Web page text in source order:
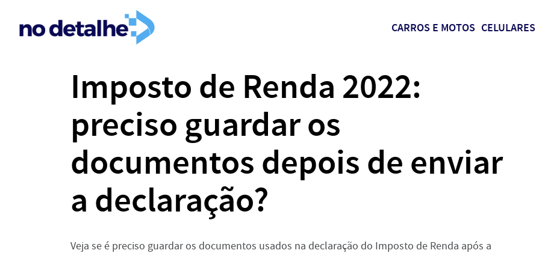
CARROS E MOTOS CELULARES
Imposto de Renda 2022:
preciso guardar os
documentos depois de enviar
a declaração?
Veja se é preciso guardar os documentos usados na declaração do Imposto de Renda após a